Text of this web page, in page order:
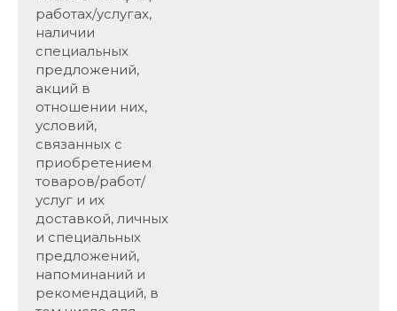
работах/услугах,
наличии
специальных
предложений,
акций в
отношении них,
условий,
связанных с
приобретением
товаров/работ/
услуг и их
доставкой, личных
и специальных
предложений,
напоминаний и
рекомендаций, в